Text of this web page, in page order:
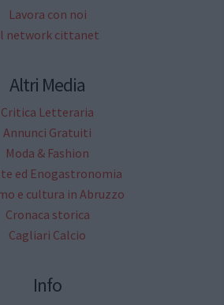
Lavora con noi
network cittanet
Altri Media
Critica Letteraria
Annunci Gratuiti
Moda & Fashion
ed Enogastronomia
e cultura in Abruzzo
Cronaca storica
Cagliari Calcio
Info